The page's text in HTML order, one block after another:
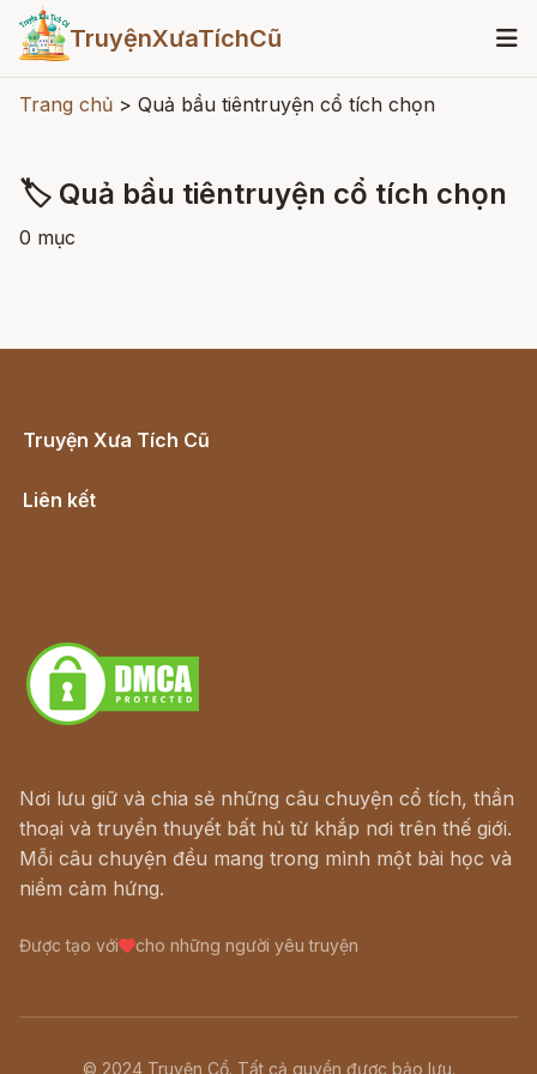
TruyệnXưaTíchCũ
Trang chủ > Quả bầu tiêntruyện cổ tích chọn
🏷 Quả bầu tiêntruyện cổ tích chọn
0 mục
Truyện Xưa Tích Cũ
Liên kết
Nơi lưu giữ và chia sẻ những câu chuyện cổ tích, thần
thoại và truyền thuyết bất hủ từ khắp nơi trên thế giới.
Mỗi câu chuyện đều mang trong mình một bài học và
niềm cảm hứng.
Được tạo với cho những người yêu truyện
© 2024 Truyện Cổ. Tất cả quyền được bảo lưu.